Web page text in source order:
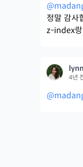
정말 감사
z-index랑
lynn
4년